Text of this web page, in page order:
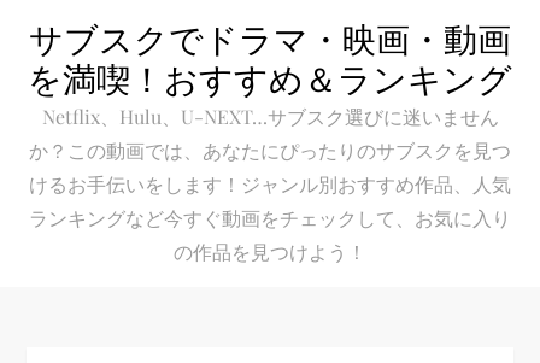
content
サブスクでドラマ・映画・動画
を満喫！おすすめ＆ランキング
Netflix、Hulu、U-NEXT…サブスク選びに迷いません
か？この動画では、あなたにぴったりのサブスクを見つ
けるお手伝いをします！ジャンル別おすすめ作品、人気
ランキングなど今すぐ動画をチェックして、お気に入り
の作品を見つけよう！